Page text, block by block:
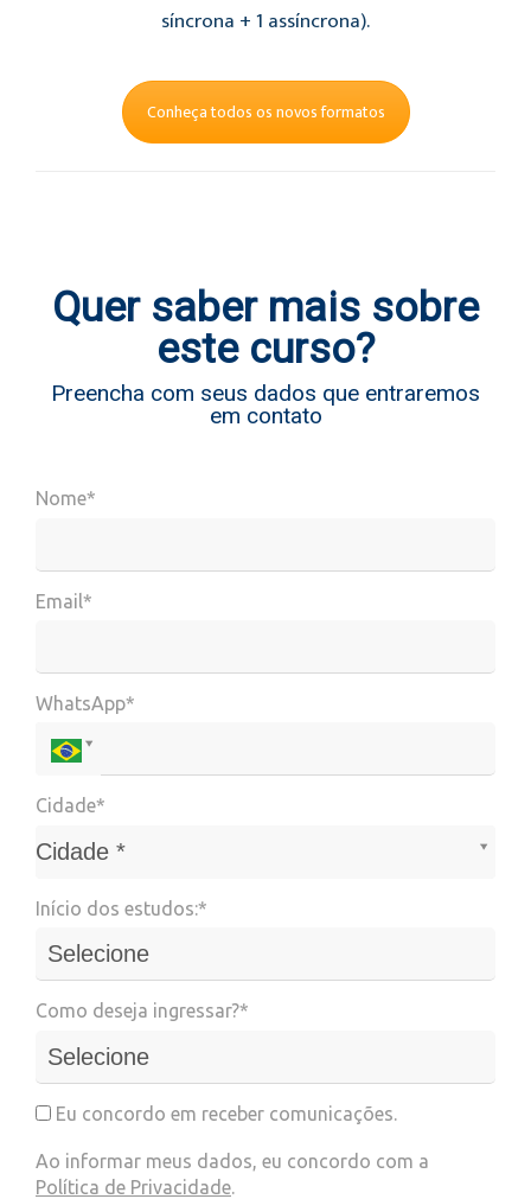
síncrona + 1 assíncrona).
Conheça todos os novos formatos
Quer saber mais sobre
este curso?
Preencha com seus dados que entraremos
em contato
Nome*
Email*
WhatsApp*
Cidade*
Cidade *
Cidade*
Início dos estudos:*
Como deseja ingressar?*
Eu concordo em receber comunicações.
Ao informar meus dados, eu concordo com a
Política de Privacidade.